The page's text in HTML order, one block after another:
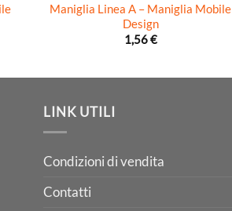
Maniglia Linea A – Maniglia Mobile
Design
1,56€
LINK UTILI
Condizioni di vendita
Contatti